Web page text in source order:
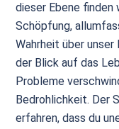
dieser Ebene finden
Schöpfung,
Wahrheit über unser
der Blick auf das
Probleme
Bedrohlichkeit. Der
erfahren, dass du